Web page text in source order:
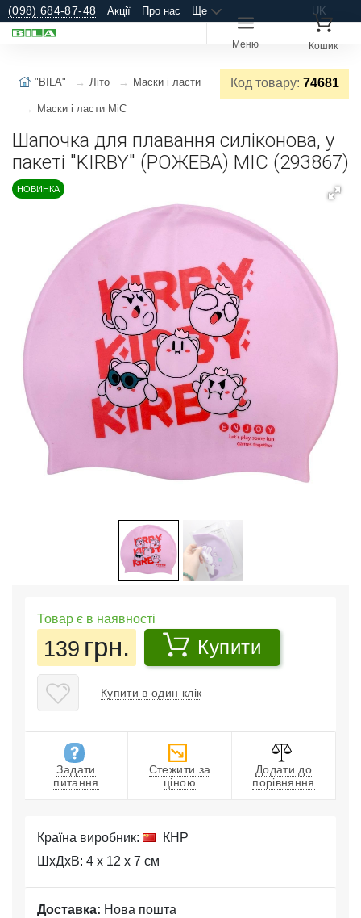
(098) 684-87-48 Акції Про нас Ще UK
Меню Кошик
Код товару: 74681
"BILA" Літо Маски і ласти
Маски і ласти MiC
Шапочка для плавання силіконова, у
пакеті "KIRBY" (РОЖЕВА) MIC (293867)
НОВИНКА
Товар є в наявності
139 грн. Купити
Купити в один клік
Задати
питання
Стежити за
ціною
Додати до
порівняння
Країна виробник:
КНР
ШхДхВ: 4 x 12 x 7 см
Доставка: Нова пошта